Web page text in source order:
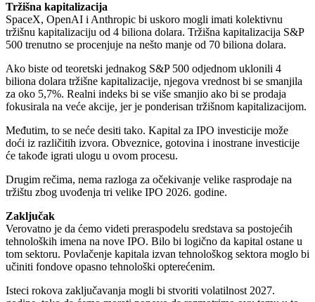
Tržišna kapitalizacija
SpaceX, OpenAI i Anthropic bi uskoro mogli imati kolektivnu
tržišnu kapitalizaciju od 4 biliona dolara. Tržišna kapitalizacija S&P
500 trenutno se procenjuje na nešto manje od 70 biliona dolara.
Ako biste od teoretski jednakog S&P 500 odjednom uklonili 4
biliona dolara tržišne kapitalizacije, njegova vrednost bi se smanjila
za oko 5,7%. Realni indeks bi se više smanjio ako bi se prodaja
fokusirala na veće akcije, jer je ponderisan tržišnom kapitalizacijom.
Međutim, to se neće desiti tako. Kapital za IPO investicije može
doći iz različitih izvora. Obveznice, gotovina i inostrane investicije
će takođe igrati ulogu u ovom procesu.
Drugim rečima, nema razloga za očekivanje velike rasprodaje na
tržištu zbog uvođenja tri velike IPO 2026. godine.
Zaključak
Verovatno je da ćemo videti preraspodelu sredstava sa postojećih
tehnoloških imena na nove IPO. Bilo bi logično da kapital ostane u
tom sektoru. Povlačenje kapitala izvan tehnološkog sektora moglo bi
učiniti fondove opasno tehnološki opterećenim.
Isteci rokova zaključavanja mogli bi stvoriti volatilnost 2027.